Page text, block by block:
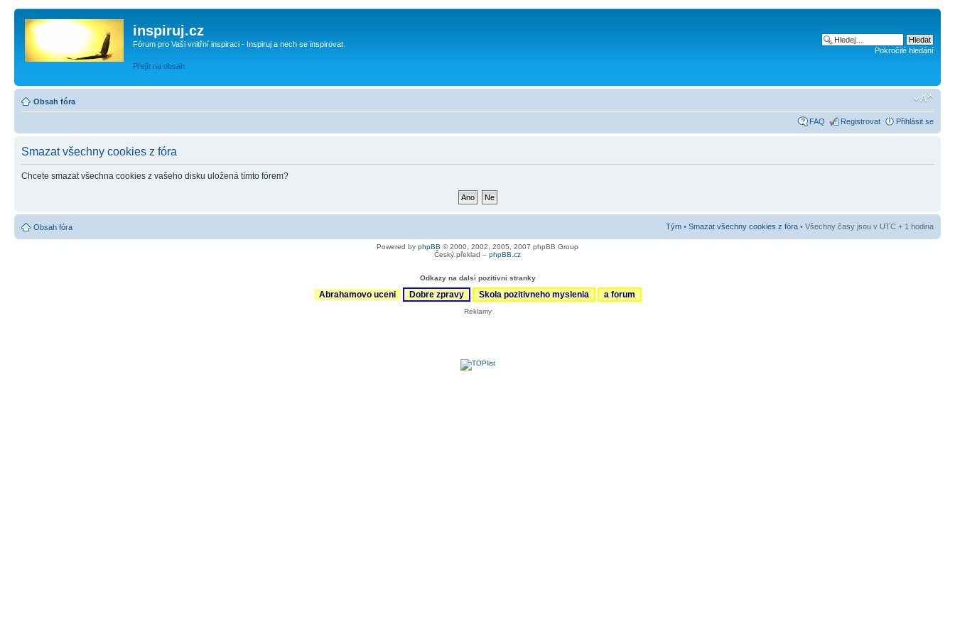
inspiruj.cz
Fórum pro Vaši vnitřní inspiraci - Inspiruj a nech se inspirovat.
Přejít na obsah
Pokročilé hledání
Obsah fóra
FAQ Registrovat Přihlásit se
Smazat všechny cookies z fóra
Chcete smazat všechna cookies z vašeho disku uložená tímto fórem?
Obsah fóra Tým • Smazat všechny cookies z fóra • Všechny časy jsou v UTC + 1 hodina
Powered by phpBB © 2000, 2002, 2005, 2007 phpBB Group
Český překlad – phpBB.cz
Odkazy na dalsi pozitivni stranky
Abrahamovo uceni Dobre zpravy Skola pozitivneho myslenia a forum
Reklamy